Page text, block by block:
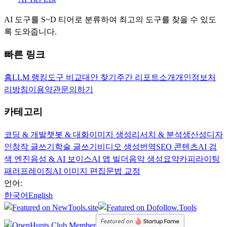
AI 도구를 S~D 티어로 분류하여 최고의 도구를 찾을 수 있도
록 도와줍니다.
빠른 링크
홈LLM 랭킹 도구 비교대안 찾기 주간 리포트소개개인정보처
리방침이용약관문의하기
카테고리
코딩 & 개발챗봇 & 대화이미지 생성리서치 & 분석생산성디자
인창작 글쓰기 학술 글쓰기 비디오 생성번역SEO 콘텐츠AI 검
색 엔진음성 & AI 보이스AI 앱 빌더 음악 생성 요약카피라이팅
패러프레이징AI 이미지 편집문법 교정
언어:
한국어English